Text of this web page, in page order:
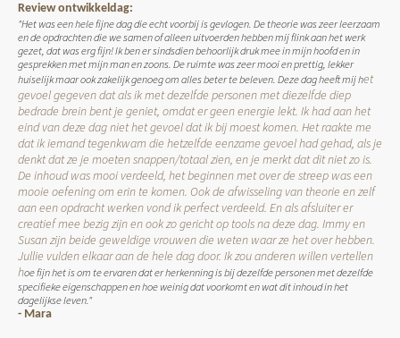
Review ontwikkeldag:
"Het was een hele fijne dag die echt voorbij is gevlogen. De theorie was zeer leerzaam
en de opdrachten die we samen of alleen uitvoerden hebben mij flink aan het werk
gezet, dat was erg fijn! Ik ben er sindsdien behoorlijk druk mee in mijn hoofd en in
gesprekken met mijn man en zoons. De ruimte was zeer mooi en prettig, lekker
huiselijk maar ook zakelijk genoeg om alles beter te beleven. Deze dag heeft mij het
gevoel gegeven dat als ik met dezelfde personen met diezelfde diep
bedrade brein bent je geniet, omdat er geen energie lekt. Ik had aan het
eind van deze dag niet het gevoel dat ik bij moest komen. Het raakte me
dat ik iemand tegenkwam die hetzelfde eenzame gevoel had gehad, als je
denkt dat ze je moeten snappen/totaal zien, en je merkt dat dit niet zo is.
De inhoud was mooi verdeeld, het beginnen met over de streep was een
mooie oefening om erin te komen. Ook de afwisseling van theorie en zelf
aan een opdracht werken vond ik perfect verdeeld. En als afsluiter er
creatief mee bezig zijn en ook zo gericht op tools na deze dag. Immy en
Susan zijn beide geweldige vrouwen die weten waar ze het over hebben.
Jullie vulden elkaar aan de hele dag door. Ik zou anderen willen vertellen
hoe fijn het is om te ervaren dat er herkenning is bij dezelfde personen met dezelfde
specifieke eigenschappen en hoe weinig dat voorkomt en wat dit inhoud in het
dagelijkse leven."
- Mara